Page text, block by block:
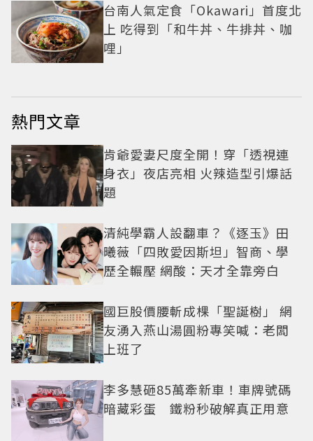
台南人氣定食「Okawari」首度北
上 吃得到「和牛丼、牛排丼、咖
哩」
熱門文章
肯爺愛妻尺度全開！穿「透視連
身衣」夜店亮相 火辣造型引爆話
題
清純學霸人設翻車？《逐玉》田
曦薇「四敗愛因斯坦」智商、學
歷全輾壓 網酸：天才全靠旁白
國巨股價腰斬成棵「聖誕樹」 網
友湧入燕山湯圓粉專笑喊：老闆
上班了
李多慧砸85萬牽新車！車牌號碼
暗藏彩蛋 鐵粉秒破解真正用意